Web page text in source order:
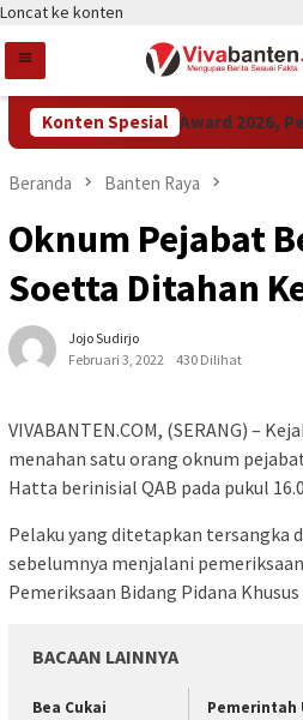
Loncat ke konten
Konten Spesial
Raih LPM Award 2026,
Beranda Banten Raya
Oknum Pejabat
Soetta Ditahan
Jojo Sudirjo
Februari 3, 2022
430 Dilihat
VIVABANTEN.COM, (SERANG) –
menahan satu orang oknum
Hatta berinisial QAB pada pukul
Pelaku yang ditetapkan tersangka
sebelumnya menjalani
Pemeriksaan Bidang Pidana
BACAAN LAINNYA
Bea Cukai
Pemerintah